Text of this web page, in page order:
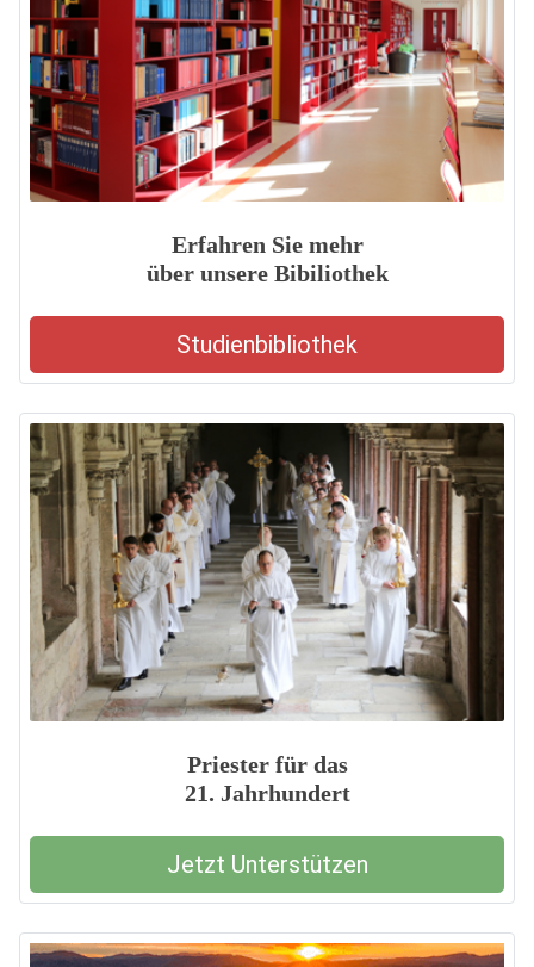
Erfahren Sie mehr
über unsere Bibiliothek
Studienbibliothek
Priester für das
21. Jahrhundert
Jetzt Unterstützen